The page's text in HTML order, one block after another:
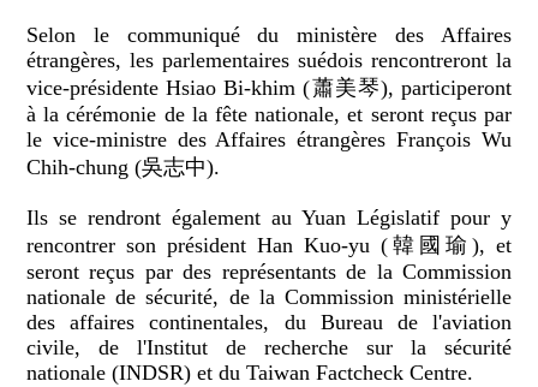
Selon le communiqué du ministère des Affaires
étrangères, les parlementaires suédois rencontreront la
vice-présidente Hsiao Bi-khim (蕭美琴), participeront
à la cérémonie de la fête nationale, et seront reçus par
le vice-ministre des Affaires étrangères François Wu
Chih-chung (吳志中).
Ils se rendront également au Yuan Législatif pour y
rencontrer son président Han Kuo-yu (韓國瑜), et
seront reçus par des représentants de la Commission
nationale de sécurité, de la Commission ministérielle
des affaires continentales, du Bureau de l'aviation
civile, de l'Institut de recherche sur la sécurité
nationale (INDSR) et du Taiwan Factcheck Centre.